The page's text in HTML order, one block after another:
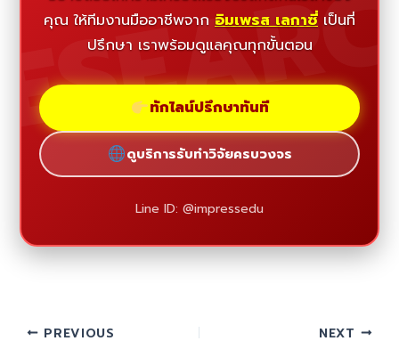
คุณ ให้ทีมงานมืออาชีพจาก อิมเพรส เลกาซี่ เป็นที่
ปรึกษา เราพร้อมดูแลคุณทุกขั้นตอน
ทักไลน์ปรึกษาทันที
ดูบริการรับทำวิจัยครบวงจร
Line ID: @impressedu
PREVIOUS NEXT